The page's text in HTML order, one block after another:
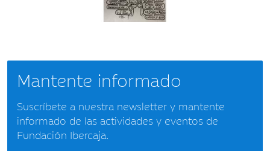
Mantente informado
Suscríbete a nuestra newsletter y mantente
informado de las actividades y eventos de
Fundación Ibercaja.